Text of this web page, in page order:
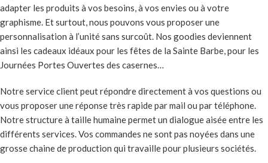
adapter les produits à vos besoins, à vos envies ou à votre
graphisme. Et surtout, nous pouvons vous proposer une
personnalisation à l’unité sans surcoût. Nos goodies deviennent
ainsi les cadeaux idéaux pour les fêtes de la Sainte Barbe, pour les
Journées Portes Ouvertes des casernes…
Notre service client peut répondre directement à vos questions ou
vous proposer une réponse très rapide par mail ou par téléphone.
Notre structure à taille humaine permet un dialogue aisée entre les
différents services. Vos commandes ne sont pas noyées dans une
grosse chaine de production qui travaille pour plusieurs sociétés.